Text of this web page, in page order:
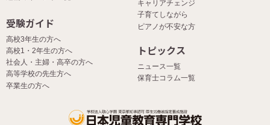
キャリアチェンジ
子育てしながら
ピアノが不安な方
受験ガイド
高校3年生の方へ
高校1・2年生の方へ
社会人・主婦・高卒の方へ
高等学校の先生方へ
卒業生の方へ
トピックス
ニュース一覧
保育士コラム一覧